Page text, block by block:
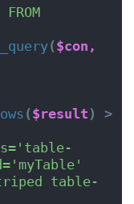
($con,
($result )
>
table-